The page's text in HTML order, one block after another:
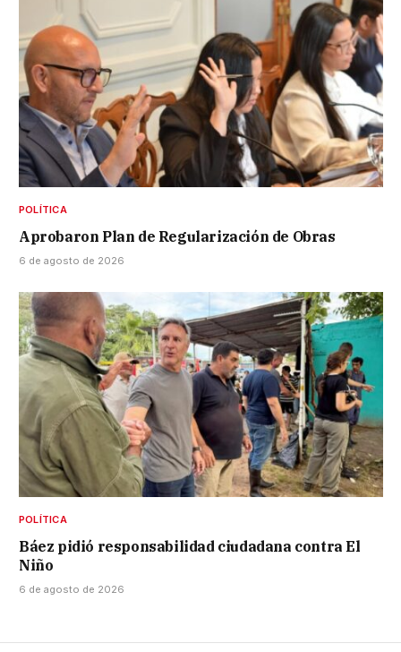
POLÍTICA
Aprobaron Plan de Regularización de Obras
6 de agosto de 2026
POLÍTICA
Báez pidió responsabilidad ciudadana contra El
Niño
6 de agosto de 2026